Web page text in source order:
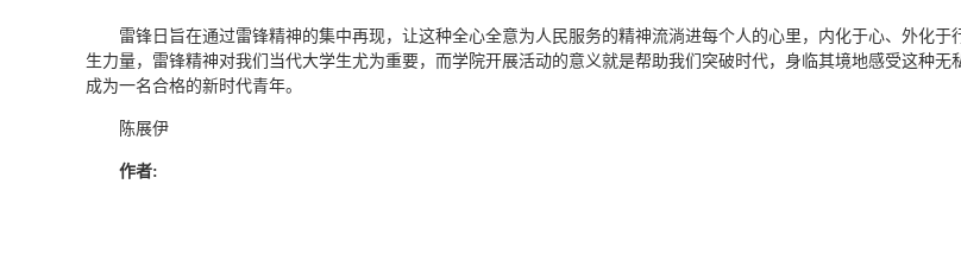
雷锋日旨在通过雷锋精神的集中再现，让这种全心全意为人民服务的精神流淌进每个人的心里，内化于心、外化
生力量，雷锋精神对我们当代大学生尤为重要，而学院开展活动的意义就是帮助我们突破时代，身临其境地感受这种
成为一名合格的新时代青年。
陈展伊
作者: